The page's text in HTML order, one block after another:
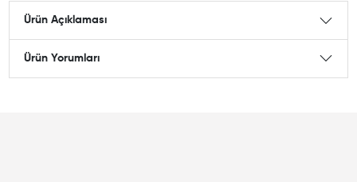
Ürün Açıklaması
Ürün Yorumları